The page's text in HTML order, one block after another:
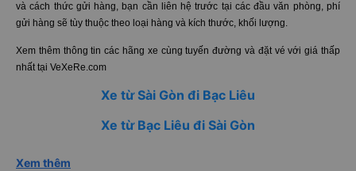
và cách thức gửi hàng, bạn cần liên hệ trước tại các đầu văn phòng, phí
gửi hàng sẽ tùy thuộc theo loại hàng và kích thước, khối lượng.
Xem thêm thông tin các hãng xe cùng tuyến đường và đặt vé với giá thấp
nhất tại VeXeRe.com
Xe từ Sài Gòn đi Bạc Liêu
Xe từ Bạc Liêu đi Sài Gòn
Xem thêm